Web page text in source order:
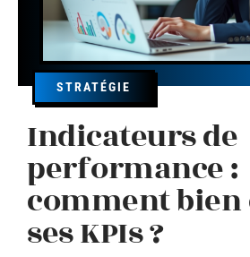
STRATÉGIE
Indicateurs de
performance :
comment
ses KPIs ?